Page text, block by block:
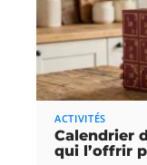
ACTIVITÉS
Calendrier
qui l’offrir